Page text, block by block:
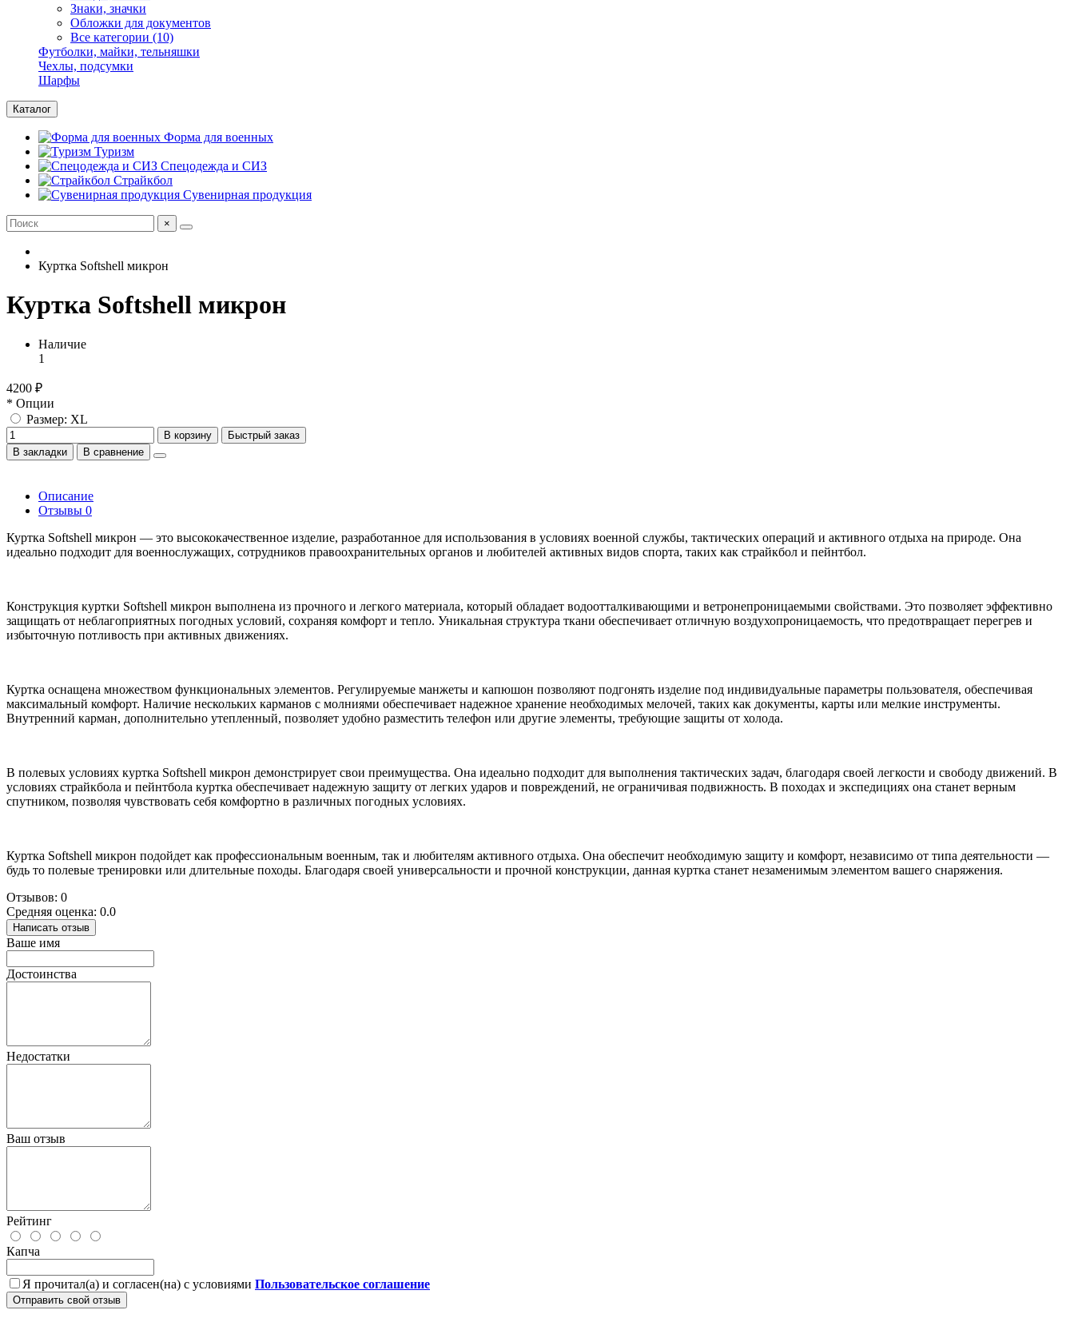
Знаки, значки
Обложки для документов
Все категории (10)
Футболки, майки, тельняшки
Чехлы, подсумки
Шарфы
Каталог
Форма для военных
Туризм
Спецодежда и СИЗ
Страйкбол
Сувенирная продукция
×
Куртка Softshell микрон
Куртка Softshell микрон
Наличие
1
4200 ₽
* Опции
Размер: XL
В корзину
Быстрый заказ
В закладки
В сравнение
Описание
Отзывы 0
Куртка Softshell микрон — это высококачественное изделие, разработанное для использования в условиях военной службы, тактических операций и активного отдыха на природе. Она
идеально подходит для военнослужащих, сотрудников правоохранительных органов и любителей активных видов спорта, таких как страйкбол и пейнтбол.
Конструкция куртки Softshell микрон выполнена из прочного и легкого материала, который обладает водоотталкивающими и ветронепроницаемыми свойствами. Это позволяет эффективно
защищать от неблагоприятных погодных условий, сохраняя комфорт и тепло. Уникальная структура ткани обеспечивает отличную воздухопроницаемость, что предотвращает перегрев и
избыточную потливость при активных движениях.
Куртка оснащена множеством функциональных элементов. Регулируемые манжеты и капюшон позволяют подгонять изделие под индивидуальные параметры пользователя, обеспечивая
максимальный комфорт. Наличие нескольких карманов с молниями обеспечивает надежное хранение необходимых мелочей, таких как документы, карты или мелкие инструменты.
Внутренний карман, дополнительно утепленный, позволяет удобно разместить телефон или другие элементы, требующие защиты от холода.
В полевых условиях куртка Softshell микрон демонстрирует свои преимущества. Она идеально подходит для выполнения тактических задач, благодаря своей легкости и свободу движений. В
условиях страйкбола и пейнтбола куртка обеспечивает надежную защиту от легких ударов и повреждений, не ограничивая подвижность. В походах и экспедициях она станет верным
спутником, позволяя чувствовать себя комфортно в различных погодных условиях.
Куртка Softshell микрон подойдет как профессиональным военным, так и любителям активного отдыха. Она обеспечит необходимую защиту и комфорт, независимо от типа деятельности —
будь то полевые тренировки или длительные походы. Благодаря своей универсальности и прочной конструкции, данная куртка станет незаменимым элементом вашего снаряжения.
Отзывов: 0
Средняя оценка: 0.0
Написать отзыв
Ваше имя
Достоинства
Недостатки
Ваш отзыв
Рейтинг
Капча
Я прочитал(а) и согласен(на) с условиями Пользовательское соглашение
Отправить свой отзыв